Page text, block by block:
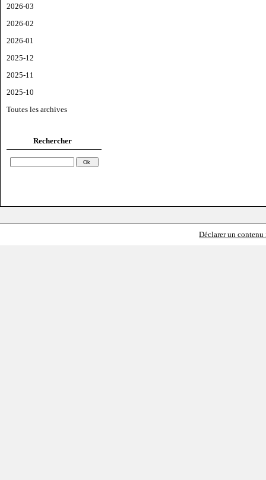
2026-03
2026-02
2026-01
2025-12
2025-11
2025-10
Toutes les archives
Rechercher
Déclarer un